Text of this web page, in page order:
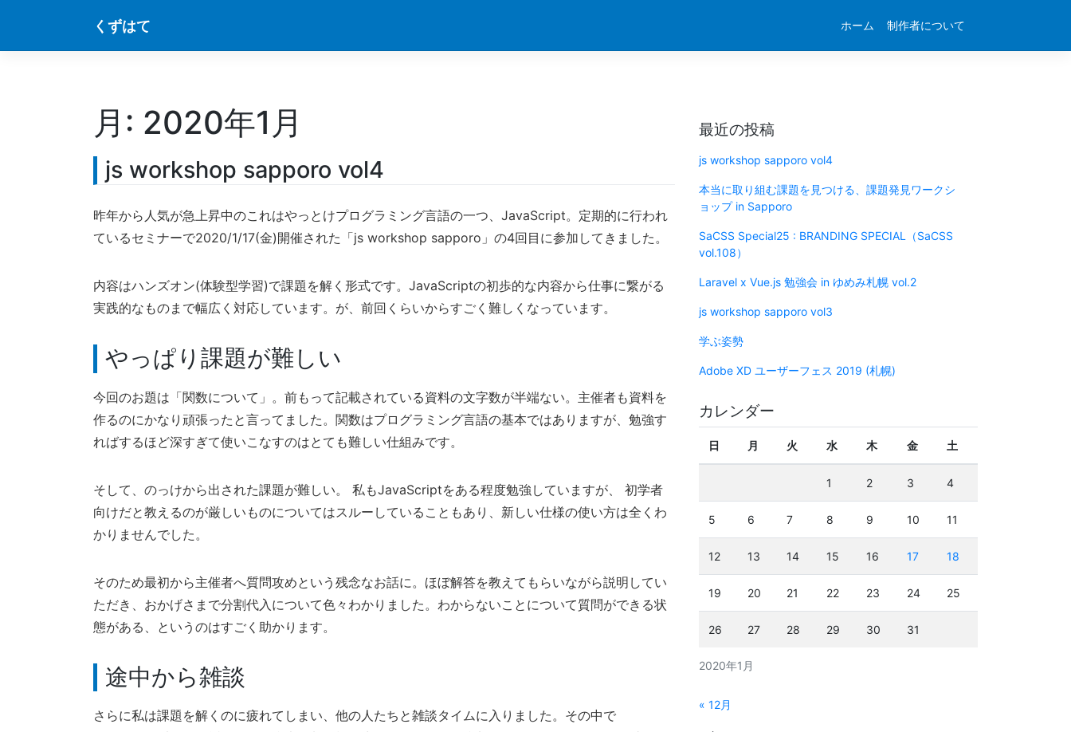
content
くずはて ホーム 制作者について
月: 2020年1月
js workshop sapporo vol4
昨年から人気が急上昇中のこれはやっとけプログラミング言語の一つ、JavaScript。定期的に行われ
ているセミナーで2020/1/17(金)開催された「js workshop sapporo」の4回目に参加してきました。
内容はハンズオン(体験型学習)で課題を解く形式です。JavaScriptの初歩的な内容から仕事に繋がる
実践的なものまで幅広く対応しています。が、前回くらいからすごく難しくなっています。
やっぱり課題が難しい
今回のお題は「関数について」。前もって記載されている資料の文字数が半端ない。主催者も資料を
作るのにかなり頑張ったと言ってました。関数はプログラミング言語の基本ではありますが、勉強す
ればするほど深すぎて使いこなすのはとても難しい仕組みです。
そして、のっけから出された課題が難しい。 私もJavaScriptをある程度勉強していますが、 初学者
向けだと教えるのが厳しいものについてはスルーしていることもあり、新しい仕様の使い方は全くわ
かりませんでした。
そのため最初から主催者へ質問攻めという残念なお話に。ほぼ解答を教えてもらいながら説明してい
ただき、おかげさまで分割代入について色々わかりました。わからないことについて質問ができる状
態がある、というのはすごく助かります。
途中から雑談
さらに私は課題を解くのに疲れてしまい、他の人たちと雑談タイムに入りました。その中で
最近の投稿
js workshop sapporo vol4
本当に取り組む課題を見つける、課題発見ワークシ
ョップ in Sapporo
SaCSS Special25 : BRANDING SPECIAL（SaCSS
vol.108）
Laravel x Vue.js 勉強会 in ゆめみ札幌 vol.2
js workshop sapporo vol3
学ぶ姿勢
Adobe XD ユーザーフェス 2019 (札幌)
カレンダー
2020年1月
日 月 火 水 木 金 土
1 2 3 4
5 6 7 8 9 10 11
12 13 14 15 16 17 18
19 20 21 22 23 24 25
26 27 28 29 30 31
« 12月